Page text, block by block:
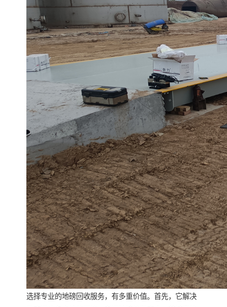
选择专业的地磅回收服务，有多重价值。首先，它解决